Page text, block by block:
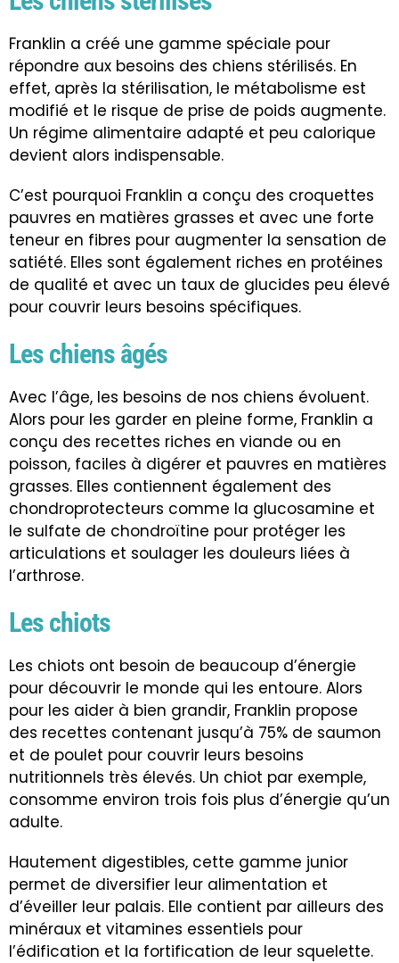
Franklin a créé une gamme spéciale pour
répondre aux besoins des chiens stérilisés. En
effet, après la stérilisation, le métabolisme est
modifié et le risque de prise de poids augmente.
Un régime alimentaire adapté et peu calorique
devient alors indispensable.
C’est pourquoi Franklin a conçu des croquettes
pauvres en matières grasses et avec une forte
teneur en fibres pour augmenter la sensation de
satiété. Elles sont également riches en protéines
de qualité et avec un taux de glucides peu élevé
pour couvrir leurs besoins spécifiques.
Les chiens âgés
Avec l’âge, les besoins de nos chiens évoluent.
Alors pour les garder en pleine forme, Franklin a
conçu des recettes riches en viande ou en
poisson, faciles à digérer et pauvres en matières
grasses. Elles contiennent également des
chondroprotecteurs comme la glucosamine et
le sulfate de chondroïtine pour protéger les
articulations et soulager les douleurs liées à
l’arthrose.
Les chiots
Les chiots ont besoin de beaucoup d’énergie
pour découvrir le monde qui les entoure. Alors
pour les aider à bien grandir, Franklin propose
des recettes contenant jusqu’à 75% de saumon
et de poulet pour couvrir leurs besoins
nutritionnels très élevés. Un chiot par exemple,
consomme environ trois fois plus d’énergie qu’un
adulte.
Hautement digestibles, cette gamme junior
permet de diversifier leur alimentation et
d’éveiller leur palais. Elle contient par ailleurs des
minéraux et vitamines essentiels pour
l’édification et la fortification de leur squelette.